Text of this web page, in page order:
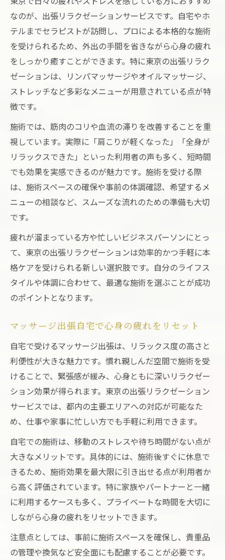
なのが、出張リラクゼーションサービスです。自宅やホ
テルまでセラピストが訪問し、プロによる本格的な施術
を受けられるため、外出の手間を省きながら心身の疲れ
をしっかり癒すことができます。特に東京の出張リラク
ゼーションは、リンパマッサージやオイルマッサージ、
ストレッチなど多彩なメニューが用意されている点が特
徴です。
施術では、筋肉のコリや血流の滞りを改善することを重
視しています。実際に「肩こりが軽くなった」「全身が
リラックスできた」といった利用者の声も多く、短時間
でも効果を実感できるのが魅力です。施術を受ける際
は、施術スペースの確保や事前の体調確認、希望するメ
ニューの相談など、スムーズな流れのための準備も大切
です。
疲れが溜まっている方や忙しいビジネスパーソンにとっ
て、東京の出張リラクゼーションは効率的かつ手軽に本
格ケアを受けられる新しい選択肢です。自分のライフス
タイルや体調に合わせて、最適な施術を選ぶことが成功
のポイントとなります。
マッサージ出張自宅で心身の疲れをリセット
自宅で受けるマッサージ出張は、リラックス度の高さと
利便性が大きな魅力です。慣れ親しんだ空間で施術を受
けることで、緊張感が緩み、心身ともに深いリラクゼー
ション効果が得られます。東京の出張リラクゼーション
サービスでは、都内の主要エリアへの対応が可能なた
め、仕事や家事に忙しい方でも手軽に利用できます。
自宅での施術は、移動のストレスや待ち時間がない点が
大きなメリットです。具体的には、施術後すぐに休息で
きるため、施術効果を最大限に引き出せる点が利用者か
ら高く評価されています。特に家族やパートナーと一緒
に利用するケースも多く、プライベートな時間を大切に
しながら心身の疲れをリセットできます。
注意点としては、事前に施術スペースを確保し、貴重品
の管理や換気など安全面にも配慮することが必要です。